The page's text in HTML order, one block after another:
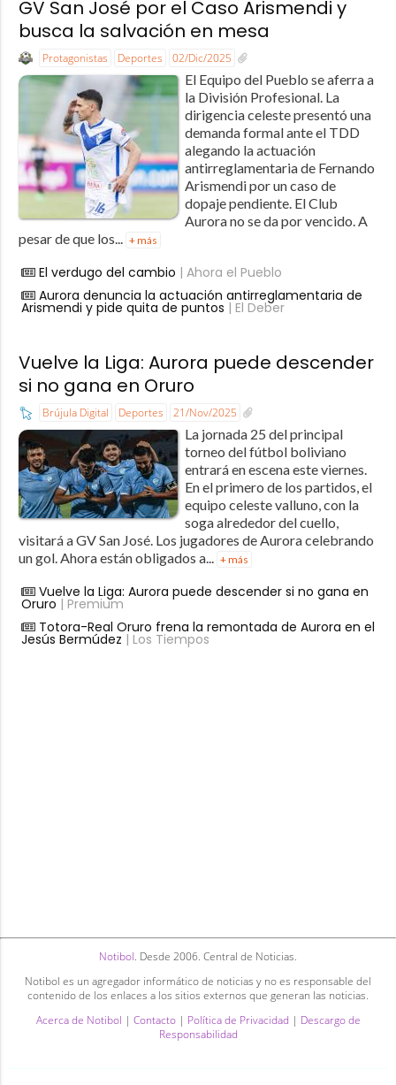
GV San José por el Caso Arismendi y
busca la salvación en mesa
Protagonistas Deportes 02/Dic/2025
El Equipo del Pueblo se aferra a
la División Profesional. La
dirigencia celeste presentó una
demanda formal ante el TDD
alegando la actuación
antirreglamentaria de Fernando
Arismendi por un caso de
dopaje pendiente. El Club
Aurora no se da por vencido. A
pesar de que los... + más
El verdugo del cambio | Ahora el Pueblo
Aurora denuncia la actuación antirreglamentaria de
Arismendi y pide quita de puntos | El Deber
Vuelve la Liga: Aurora puede descender
si no gana en Oruro
Brújula Digital Deportes 21/Nov/2025
La jornada 25 del principal
torneo del fútbol boliviano
entrará en escena este viernes.
En el primero de los partidos, el
equipo celeste valluno, con la
soga alrededor del cuello,
visitará a GV San José. Los jugadores de Aurora celebrando
un gol. Ahora están obligados a... + más
Vuelve la Liga: Aurora puede descender si no gana en
Oruro | Premium
Totora-Real Oruro frena la remontada de Aurora en el
Jesús Bermúdez | Los Tiempos
Notibol. Desde 2006. Central de Noticias.
Notibol es un agregador informático de noticias y no es responsable del
contenido de los enlaces a los sitios externos que generan las noticias.
Acerca de Notibol | Contacto| Política de Privacidad | Descargo de
Responsabilidad